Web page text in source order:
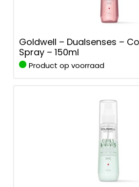
Goldwell – Dualsenses –
Spray – 150ml
Product op voorraad